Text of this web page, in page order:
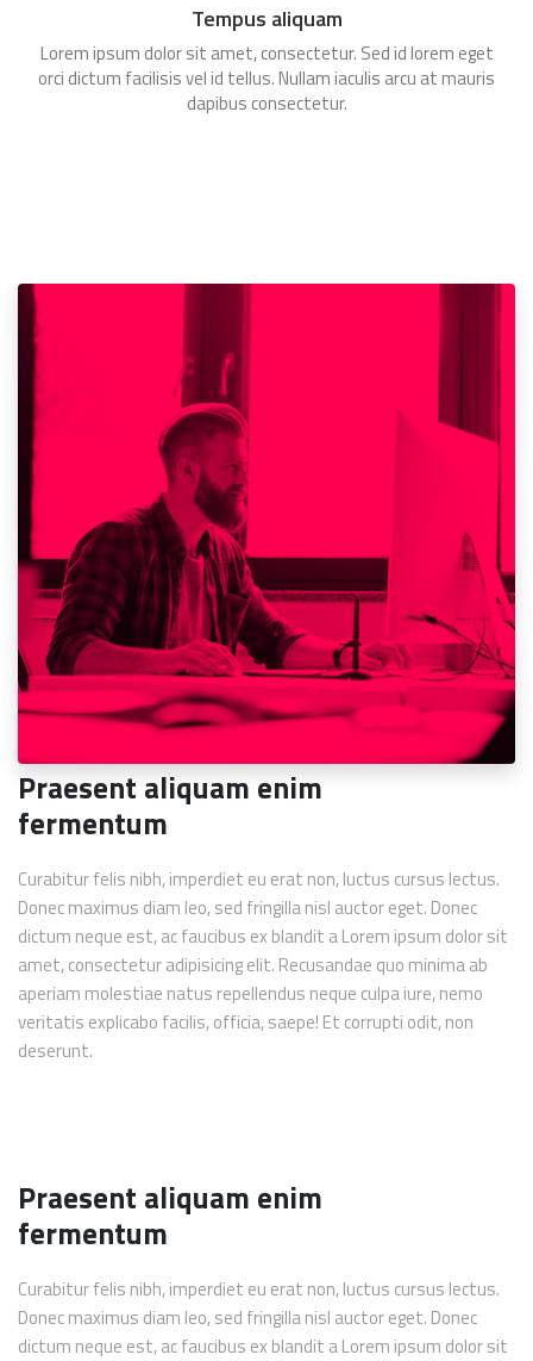
Tempus aliquam
Lorem ipsum dolor sit amet, consectetur. Sed id lorem eget
orci dictum facilisis vel id tellus. Nullam iaculis arcu at mauris
dapibus consectetur.
Praesent aliquam enim
fermentum
Curabitur felis nibh, imperdiet eu erat non, luctus cursus lectus.
Donec maximus diam leo, sed fringilla nisl auctor eget. Donec
dictum neque est, ac faucibus ex blandit a Lorem ipsum dolor sit
amet, consectetur adipisicing elit. Recusandae quo minima ab
aperiam molestiae natus repellendus neque culpa iure, nemo
veritatis explicabo facilis, officia, saepe! Et corrupti odit, non
deserunt.
Praesent aliquam enim
fermentum
Curabitur felis nibh, imperdiet eu erat non, luctus cursus lectus.
Donec maximus diam leo, sed fringilla nisl auctor eget. Donec
dictum neque est, ac faucibus ex blandit a Lorem ipsum dolor sit